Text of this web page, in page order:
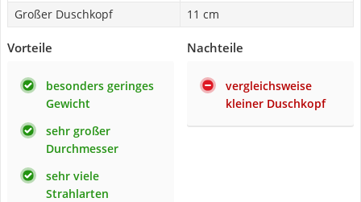
Großer Duschkopf
11 cm
Vorteile
besonders geringes
Gewicht
sehr großer
Durchmesser
sehr viele
Strahlarten
Nachteile
vergleichsweise
kleiner Duschkopf